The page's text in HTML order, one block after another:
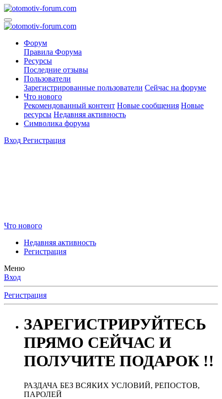
Форум
Правила Форума
Ресурсы
Последние отзывы
Пользователи
Зарегистрированные пользователи Сейчас на форуме
Что нового
Рекомендованный контент Новые сообщения Новые
ресурсы Недавняя активность
Символика форума
Вход Регистрация
Что нового
Недавняя активность
Регистрация
Меню
Вход
Регистрация
ЗАРЕГИСТРИРУЙТЕСЬ
ПРЯМО СЕЙЧАС И
ПОЛУЧИТЕ ПОДАРОК !!
РАЗДАЧА БЕЗ ВСЯКИХ УСЛОВИЙ, РЕПОСТОВ,
ПАРОЛЕЙ